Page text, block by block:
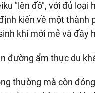
"lên đồ", với đủ loại
kiến về một thành
khí mới mẻ và đầy
thường mà còn